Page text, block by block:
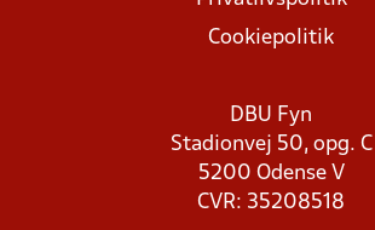
Cookiepolitik
DBU Fyn
Stadionvej 50, opg. C
5200 Odense V
CVR: 35208518